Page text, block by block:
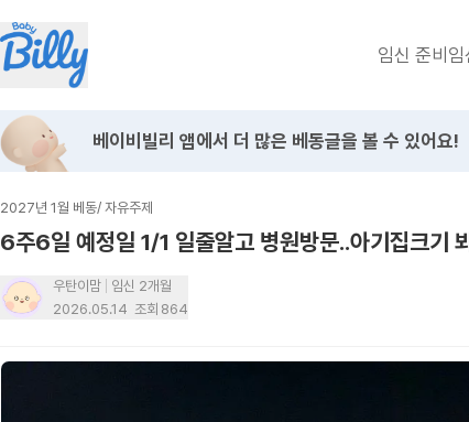
임신 준비임
베이비빌리 앱에서 더 많은 베동글을 볼 수 있어요!
2027년 1월 베동/ 자유주제
6주6일 예정일 1/1 일줄알고 병원방문..아기집크기
우탄이맘
임신 2개월
2026.05.14 조회 864